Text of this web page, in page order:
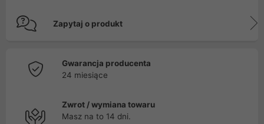
Zapytaj o produkt
Gwarancja producenta
24 miesiące
Zwrot / wymiana towaru
Masz na to 14 dni.